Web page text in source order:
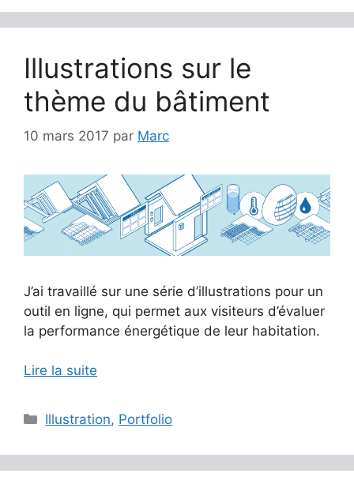
Illustrations sur le
thème du bâtiment
10 mars 2017 par Marc
J’ai travaillé sur une série d’illustrations pour un
outil en ligne, qui permet aux visiteurs d’évaluer
la performance énergétique de leur habitation.
Lire la suite
Catégories
Illustration, Portfolio